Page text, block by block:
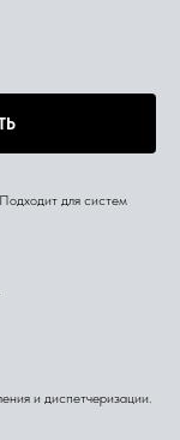
для систем
и диспетчеризации.